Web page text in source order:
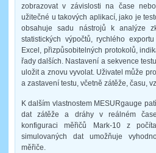
zobrazovat v závislosti na čase
užitečné u takových aplikací, jako je
obsahuje sadu nástrojů k analýze
statistických výpočtů, rychlého
Excel, přizpůsobitelných protokolů,
řady dalších. Nastavení a sekvence
uložit a znovu vyvolat. Uživatel může
a zastavení testu, včetně zátěže, času,
K dalším vlastnostem MESURgauge
dat zátěže a dráhy v reálném
konfiguraci měřičů Mark-10 z
simulovaných dat umožňuje
měřiče.